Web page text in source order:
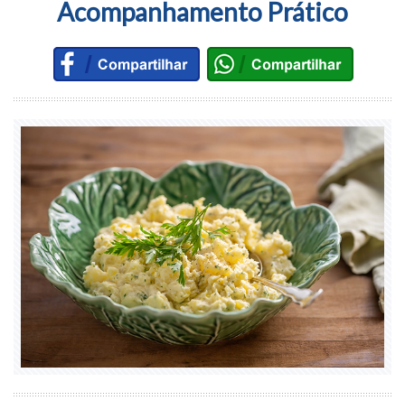
Acompanhamento Prático